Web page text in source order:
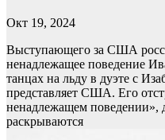
Окт 19, 2024
Выступающего за США
ненадлежащее поведение
танцах на льду в дуэте с
представляет США. Его
ненадлежащем поведении»,
раскрываются